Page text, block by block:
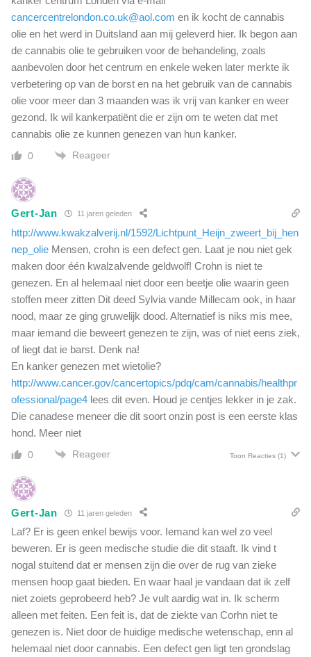
cancercentrelondon.co.uk@aol.com en ik kocht de cannabis
olie en het werd in Duitsland aan mij geleverd hier. Ik begon aan
de cannabis olie te gebruiken voor de behandeling, zoals
aanbevolen door het centrum en enkele weken later merkte ik
verbetering op van de borst en na het gebruik van de cannabis
olie voor meer dan 3 maanden was ik vrij van kanker en weer
gezond. Ik wil kankerpatiënt die er zijn om te weten dat met
cannabis olie ze kunnen genezen van hun kanker.
0 Reageer
Gert-Jan 11 jaren geleden
http://www.kwakzalverij.nl/1592/Lichtpunt_Heijn_zweert_bij_hen
nep_olie Mensen, crohn is een defect gen. Laat je nou niet gek
maken door één kwalzalvende geldwolf! Crohn is niet te
genezen. En al helemaal niet door een beetje olie waarin geen
stoffen meer zitten Dit deed Sylvia vande Millecam ook, in haar
nood, maar ze ging gruwelijk dood. Alternatief is niks mis mee,
maar iemand die beweert genezen te zijn, was of niet eens ziek,
of liegt dat ie barst. Denk na!
En kanker genezen met wietolie?
http://www.cancer.gov/cancertopics/pdq/cam/cannabis/healthpr
ofessional/page4 lees dit even. Houd je centjes lekker in je zak.
Die canadese meneer die dit soort onzin post is een eerste klas
hond. Meer niet
0 Reageer Toon Reacties (1)
Gert-Jan 11 jaren geleden
Laf? Er is geen enkel bewijs voor. Iemand kan wel zo veel
beweren. Er is geen medische studie die dit staaft. Ik vind t
nogal stuitend dat er mensen zijn die over de rug van zieke
mensen hoop gaat bieden. En waar haal je vandaan dat ik zelf
niet zoiets geprobeerd heb? Je vult aardig wat in. Ik scherm
alleen met feiten. Een feit is, dat de ziekte van Corhn niet te
genezen is. Niet door de huidige medische wetenschap, enn al
helemaal niet door cannabis. Een defect gen ligt ten grondslag